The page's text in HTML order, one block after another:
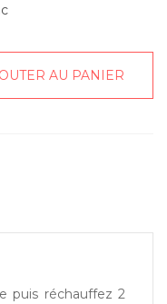
AU PANIER
puis réchauffez 2